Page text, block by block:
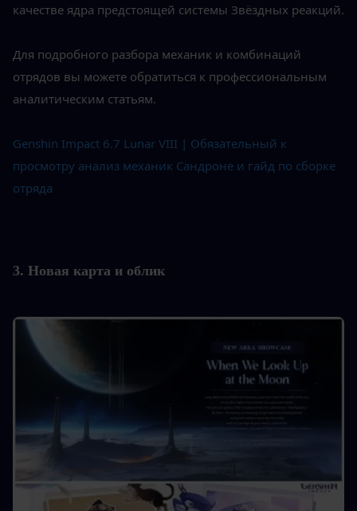
качестве ядра предстоящей системы Звёздных реакций.
Для подробного разбора механик и комбинаций
отрядов вы можете обратиться к профессиональным
аналитическим статьям.
Genshin Impact 6.7 Lunar VIII | Обязательный к
просмотру анализ механик Сандроне и гайд по сборке
отряда
3. Новая карта и облик